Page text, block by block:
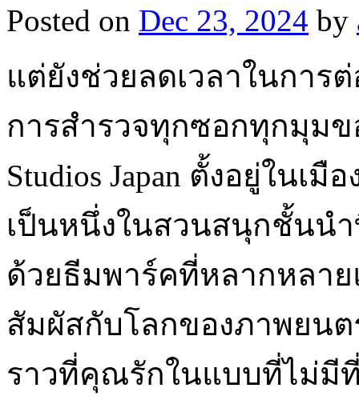
Posted on Dec 23, 2024 by
แต่ยังช่วยลดเวลาในการ
การสำรวจทุกซอกทุกมุมข
Studios Japan ตั้งอยู่ในเ
เป็นหนึ่งในสวนสนุกชั้นน
ด้วยธีมพาร์คที่หลากหลา
สัมผัสกับโลกของภาพยนต
ราวที่คุณรักในแบบที่ไม่มี